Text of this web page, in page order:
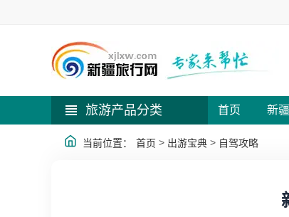
旅游产品分类 首页 新
当前位置： 首页 > 出游宝典 > 自驾攻略